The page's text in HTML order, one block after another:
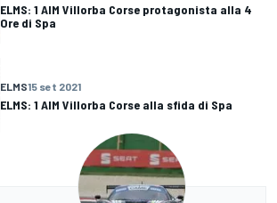
ELMS: 1 AIM Villorba Corse protagonista alla 4
Ore di Spa
ELMS15 set 2021
ELMS: 1 AIM Villorba Corse alla sfida di Spa